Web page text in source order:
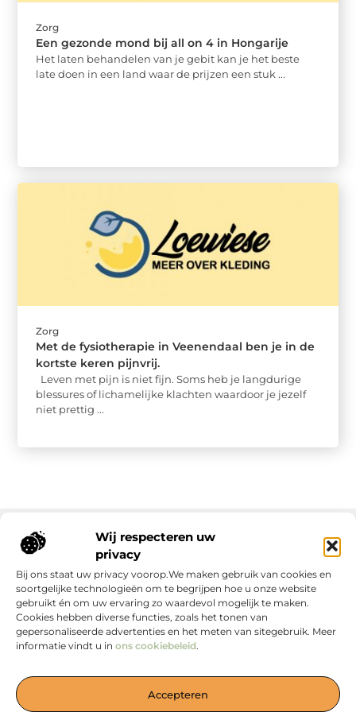
Wij respecteren uw
privacy
Bij ons staat uw privacy voorop.We maken gebruik van cookies en
soortgelijke technologieën om te begrijpen hoe u onze website
gebruikt én om uw ervaring zo waardevol mogelijk te maken.
Cookies hebben diverse functies, zoals het tonen van
gepersonaliseerde advertenties en het meten van sitegebruik. Meer
informatie vindt u in ons cookiebeleid.
Accepteren
Zorg
Een gezonde mond bij all on 4 in Hongarije
Het laten behandelen van je gebit kan je het beste
late doen in een land waar de prijzen een stuk ...
Zorg
Met de fysiotherapie in Veenendaal ben je in de
kortste keren pijnvrij.
Leven met pijn is niet fijn. Soms heb je langdurige
blessures of lichamelijke klachten waardoor je jezelf
niet prettig ...
— Duik in boeiende verhalen, handige tips en waardevolle
Onze informatie